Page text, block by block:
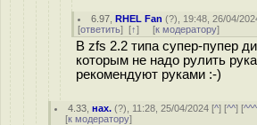
6.97 ,RHEL Fan (?), 19:48, 26/04/
[ответить] [↑] [к модератору]
В zfs 2.2 типа супер-пупер
которым не надо рулить
рекомендуют руками :-)
4.33 ,нах. (?), 11:28, 25/04/2024 [^] [^^] [^^^
[к модератору]